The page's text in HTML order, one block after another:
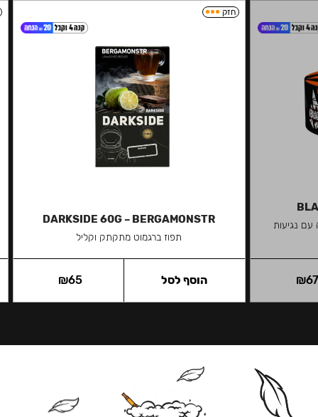
עם נגיעות
₪
חזק
DARKSIDE 60G – BERGAMONSTR
תפוז ברגמוט מתקתק וקליל
₪65 הוסף לסל